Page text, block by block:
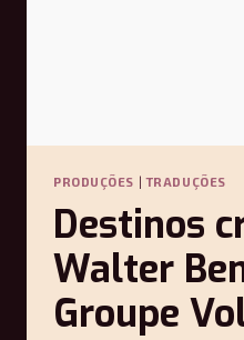
PRODUÇÕES |TRADUÇÕES
Destinos
Walter
Groupe